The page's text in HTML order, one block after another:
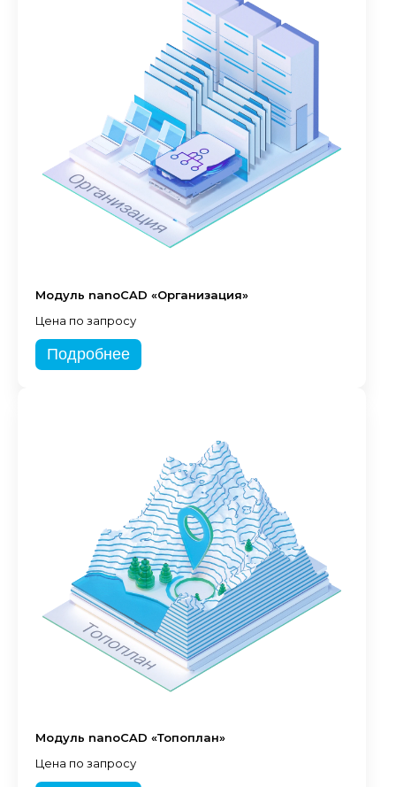
Модуль nanoCAD «Организация»
Цена по запросу
Подробнее
Модуль nanoCAD «Топоплан»
Цена по запросу